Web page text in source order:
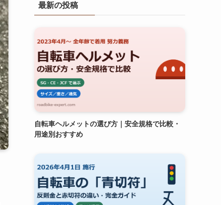
最新の投稿
自転車ヘルメットの選び方｜安全規格で比較・
用途別おすすめ